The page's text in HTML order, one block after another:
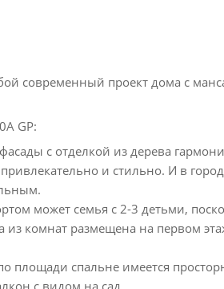
современный проект дома с
GP:
с отделкой из дерева
и стильно. И в
может семья с 2-3 детьми,
комнат размещена на первом
площади спальне имеется
с видом на сад.